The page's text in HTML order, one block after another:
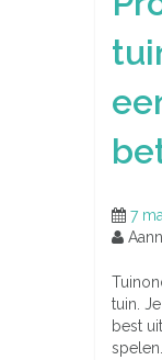
7
tuin.
best